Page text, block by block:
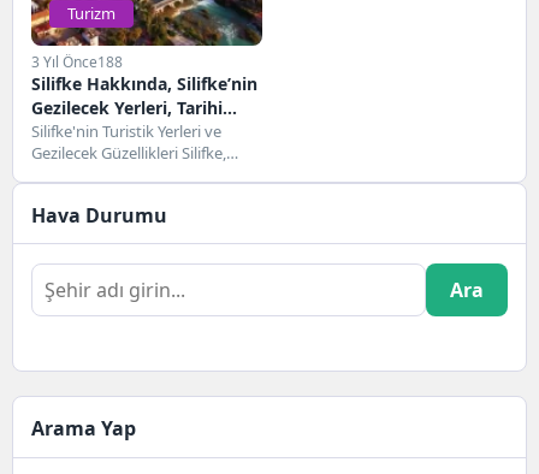
Turizm
3 Yıl Önce188
Silifke Hakkında, Silifke’nin
Gezilecek Yerleri, Tarihi
Yerleri
Silifke'nin Turistik Yerleri ve
Gezilecek Güzellikleri Silifke,
Doğal...
Hava Durumu
Ara
Arama Yap